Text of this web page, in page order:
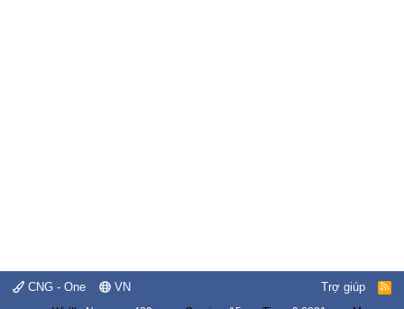
CNG - One VN Trợ giúp
R